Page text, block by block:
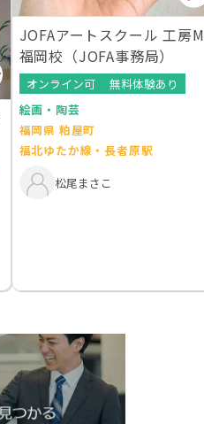
JOFAアートスクール 工房M
福岡校（JOFA事務局）
オンライン可
無料体験あり
絵画・陶芸
福岡県 粕屋町
福北ゆたか線・長者原駅
松尾まさこ